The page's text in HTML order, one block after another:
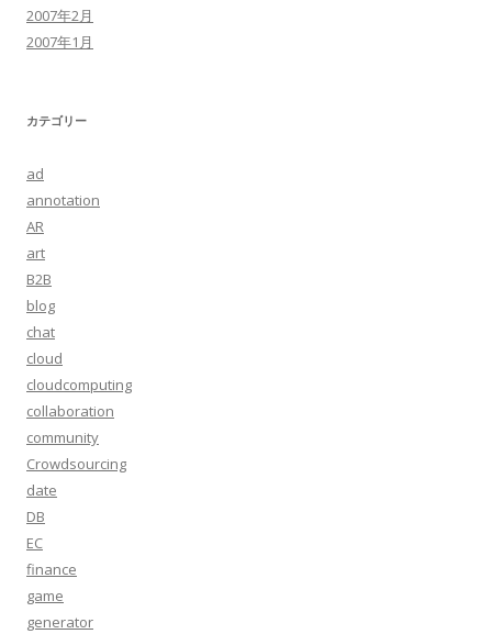
2007年2月
2007年1月
カテゴリー
ad
annotation
AR
art
B2B
blog
chat
cloud
cloudcomputing
collaboration
community
Crowdsourcing
date
DB
EC
finance
game
generator